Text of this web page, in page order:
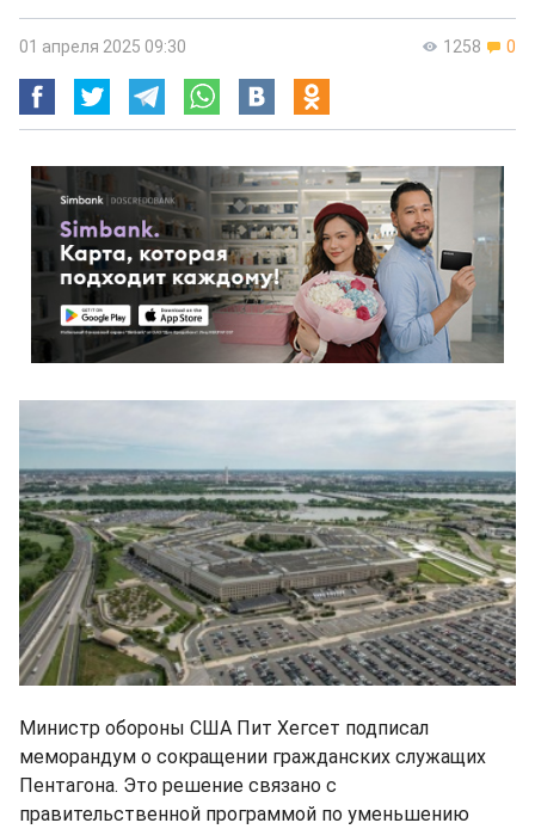
1258 0
01 апреля 2025 09:30
Министр обороны США Пит Хегсет подписал
меморандум о сокращении гражданских служащих
Пентагона. Это решение связано с
правительственной программой по уменьшению